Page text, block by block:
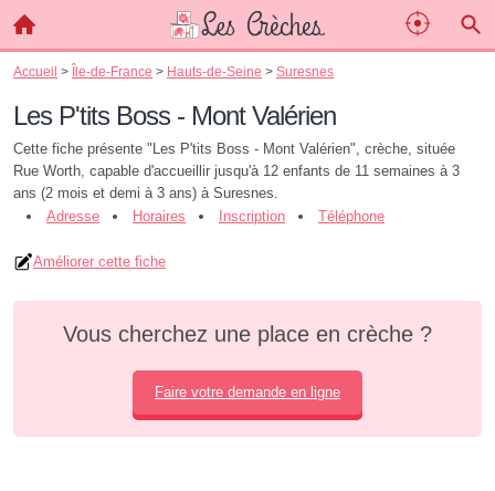
Accueil > Île-de-France > Hauts-de-Seine > Suresnes
Les P'tits Boss - Mont Valérien
Cette fiche présente "Les P'tits Boss - Mont Valérien", crèche, située
Rue Worth, capable d'accueillir jusqu'à 12 enfants de 11 semaines à 3
ans (2 mois et demi à 3 ans) à Suresnes.
Adresse
Horaires Inscription Téléphone
Améliorer cette fiche
Vous cherchez une place en crèche ?
Faire votre demande en ligne